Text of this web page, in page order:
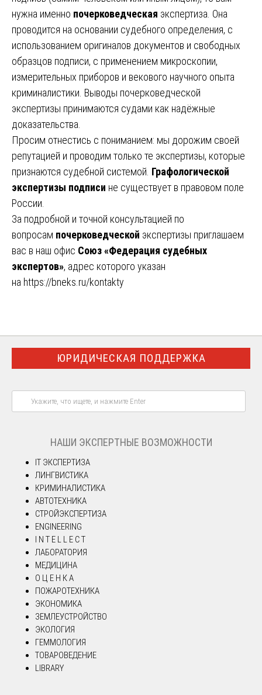
нужна именно почерковедческая экспертиза. Она
проводится на основании судебного определения, с
использованием оригиналов документов и свободных
образцов подписи, с применением микроскопии,
измерительных приборов и векового научного опыта
криминалистики. Выводы почерковедческой
экспертизы принимаются судами как надёжные
доказательства.
Просим отнестись с пониманием: мы дорожим своей
репутацией и проводим только те экспертизы, которые
признаются судебной системой. Графологической
экспертизы подписи не существует в правовом поле
России.
За подробной и точной консультацией по
вопросам почерковедческой экспертизы приглашаем
вас в наш офис Союз «Федерация судебных
экспертов», адрес которого указан
на https://bneks.ru/kontakty
ЮРИДИЧЕСКАЯ ПОДДЕРЖКА
НАШИ ЭКСПЕРТНЫЕ ВОЗМОЖНОСТИ
IT ЭКСПЕРТИЗА
ЛИНГВИСТИКА
КРИМИНАЛИСТИКА
АВТОТЕХНИКА
СТРОЙЭКСПЕРТИЗА
ENGINEERING
I N T E L L E C T
ЛАБОРАТОРИЯ
МЕДИЦИНА
О Ц Е Н К А
ПОЖАРОТЕХНИКА
ЭКОНОМИКА
ЗЕМЛЕУСТРОЙСТВО
ЭКОЛОГИЯ
ГЕММОЛОГИЯ
ТОВАРОВЕДЕНИЕ
LIBRARY